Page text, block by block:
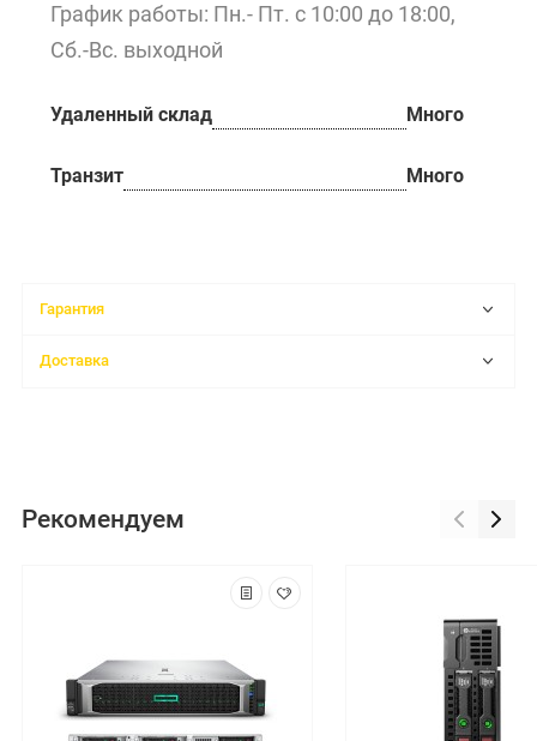
График работы: Пн.- Пт. с 10:00 до 18:00,
Сб.-Вс. выходной
Удаленный склад Много
Транзит Много
Гарантия
Доставка
Рекомендуем